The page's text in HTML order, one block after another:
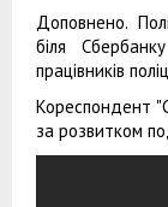
Доповнено.
біля
працівників
Кореспондент
за розвитком